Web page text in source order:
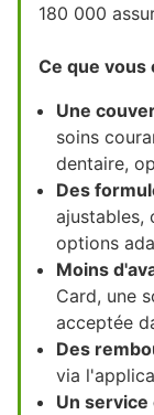
180 000
Ce que vous
Une
soins
dentaire,
Des
ajustables,
options
Moins
Card, une
acceptée
Des
via
Un